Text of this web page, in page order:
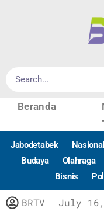
Beranda
Jabodetabek Nasional
Budaya
Olahraga
Bisnis
BRTV July